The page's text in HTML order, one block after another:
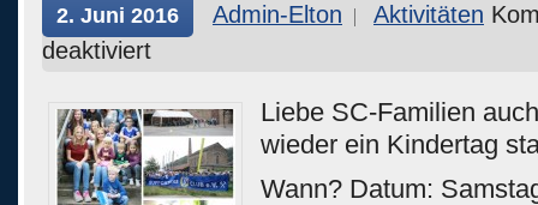
2. Juni 2016 Admin-Elton Aktivitäten
deaktiviert
Liebe SC-Familien
wieder ein Kindertag
Wann? Datum: